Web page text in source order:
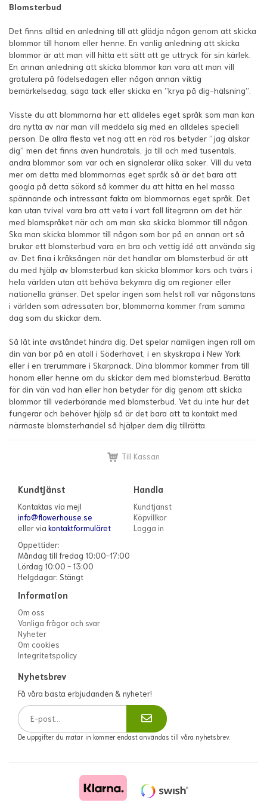
Blomsterbud
Det finns alltid en anledning till att glädja någon genom att skicka
blommor till honom eller henne. En vanlig anledning att skicka
blommor är att man vill hitta ett sätt att ge uttryck för sin kärlek.
En annan anledning att skicka blommor kan vara att man vill
gratulera på födelsedagen eller någon annan viktig
bemärkelsedag, säga tack eller skicka en ”krya på dig-hälsning”.
Visste du att blommorna har ett alldeles eget språk som man kan
dra nytta av när man vill meddela sig med en alldeles speciell
person. De allra flesta vet nog att en röd ros betyder ”jag älskar
dig” men det finns även hundratals, ja till och med tusentals,
andra blommor som var och en signalerar olika saker. Vill du veta
mer om detta med blommornas eget språk så är det bara att
googla på detta sökord så kommer du att hitta en hel massa
spännande och intressant fakta om blommornas eget språk. Det
kan utan tvivel vara bra att veta i vart fall litegrann om det här
med blomspråket när och om man ska skicka blommor till någon.
Ska man skicka blommor till någon som bor på en annan ort så
brukar ett blomsterbud vara en bra och vettig idé att använda sig
av. Det fina i kråksången när det handlar om blomsterbud är att
du med hjälp av blomsterbud kan skicka blommor kors och tvärs i
hela världen utan att behöva bekymra dig om regioner eller
nationella gränser. Det spelar ingen som helst roll var någonstans
i världen som adressaten bor, blommorna kommer fram samma
dag som du skickar dem.
Så låt inte avståndet hindra dig. Det spelar nämligen ingen roll om
din vän bor på en atoll i Söderhavet, i en skyskrapa i New York
eller i en trerummare i Skarpnäck. Dina blommor kommer fram till
honom eller henne om du skickar dem med blomsterbud. Berätta
för din vän vad han eller hon betyder för dig genom att skicka
blommor till vederbörande med blomsterbud. Vet du inte hur det
fungerar och behöver hjälp så är det bara att ta kontakt med
närmaste blomsterhandel så hjälper dem dig tillrätta.
Till Kassan
Kundtjänst
Kontaktas via mejl
info@flowerhouse.se
eller via kontaktformuläret
Öppettider:
Måndag till fredag 10:00-17:00
Lördag 10:00 - 13:00
Helgdagar: Stängt
Handla
Kundtjänst
Köpvillkor
Logga in
Information
Om oss
Vanliga frågor och svar
Nyheter
Om cookies
Integritetspolicy
Nyhetsbrev
Få våra bästa erbjudanden & nyheter!
De uppgifter du matar in kommer endast användas till våra nyhetsbrev.